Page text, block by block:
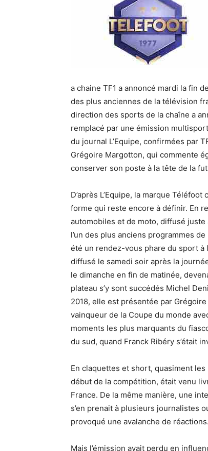
a chaine TF1 a annoncé mardi la fin
des plus anciennes de la télévision
direction des sports de la chaîne a
remplacé par une émission
du journal L’Equipe, confirmées par
Grégoire Margotton, qui commente
conserver son poste à la tête de la
D’après L’Equipe, la marque
forme qui reste encore à définir. En
automobiles et de moto, diffusé juste
l’un des plus anciens programmes
été un rendez-vous phare du sport à
diffusé le samedi soir après la
le dimanche en fin de matinée,
plateau s’y sont succédés Michel
2018, elle est présentée par
vainqueur de la Coupe du monde
moments les plus marquants du
du sud, quand Franck Ribéry s’était
En claquettes et short, quasiment
début de la compétition, était venu
France. De la même manière, une
s’en prenait à plusieurs journalistes
provoqué une avalanche de réactions.
Mais l’émission avait perdu en